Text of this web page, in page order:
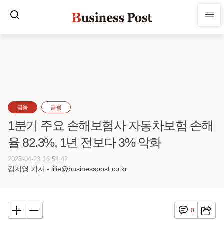
금융 금융
1분기 주요 손해보험사 자동차보험 손해
율 82.3%, 1년 전보다 3% 악화
2025-04-23 16:54:42
김지영 기자 - lilie@businesspost.co.kr
0